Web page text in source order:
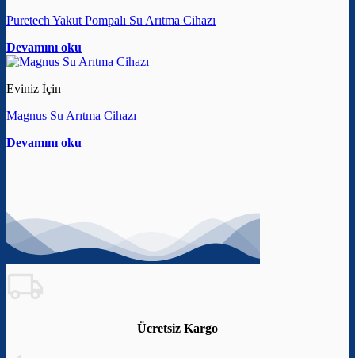
Puretech Yakut Pompalı Su Arıtma Cihazı
Devamını oku
Eviniz İçin
Magnus Su Arıtma Cihazı
Devamını oku
Ücretsiz Kargo